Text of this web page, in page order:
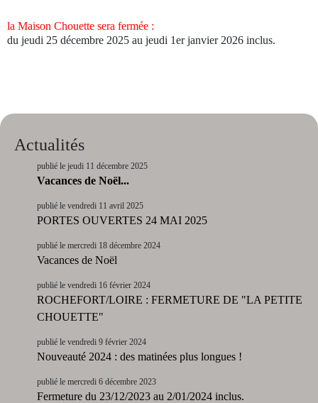
la Maison Chouette sera fermée :
du jeudi 25 décembre 2025 au jeudi 1er janvier 2026 inclus.
Actualités
publié le jeudi 11 décembre 2025
Vacances de Noël...
publié le vendredi 11 avril 2025
PORTES OUVERTES 24 MAI 2025
publié le mercredi 18 décembre 2024
Vacances de Noël
publié le vendredi 16 février 2024
ROCHEFORT/LOIRE : FERMETURE DE "LA PETITE
CHOUETTE"
publié le vendredi 9 février 2024
Nouveauté 2024 : des matinées plus longues !
publié le mercredi 6 décembre 2023
Fermeture du 23/12/2023 au 2/01/2024 inclus.